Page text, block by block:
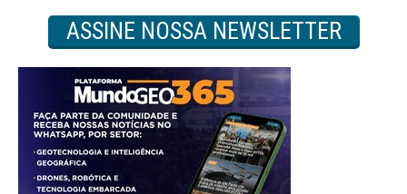
ASSINE NOSSA NEWSLETTER